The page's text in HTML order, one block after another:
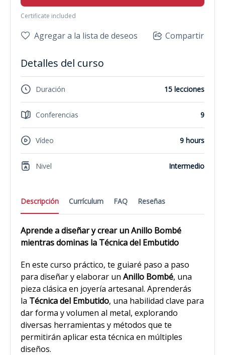
Descripción Currículum FAQ Reseñas
Aprende a diseñar y crear un Anillo Bombé
mientras dominas la Técnica del Embutido
En este curso práctico, te guiaré paso a paso
para diseñar y elaborar un Anillo Bombé, una
pieza clásica en joyería artesanal. Aprenderás
la Técnica del Embutido, una habilidad clave para
dar forma y volumen al metal, explorando
diversas herramientas y métodos que te
permitirán aplicar esta técnica en múltiples
diseños.
Certificate included
Agregar a la lista de deseos Compartir
Detalles del curso
Duración 15 lecciones
Conferencias 9
Vídeo 9 hours
Nivel Intermedio